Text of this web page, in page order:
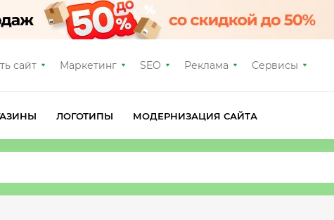
сайт Маркетинг SEO Реклама Сервисы
ЛОГОТИПЫ МОДЕРНИЗАЦИЯ САЙТА